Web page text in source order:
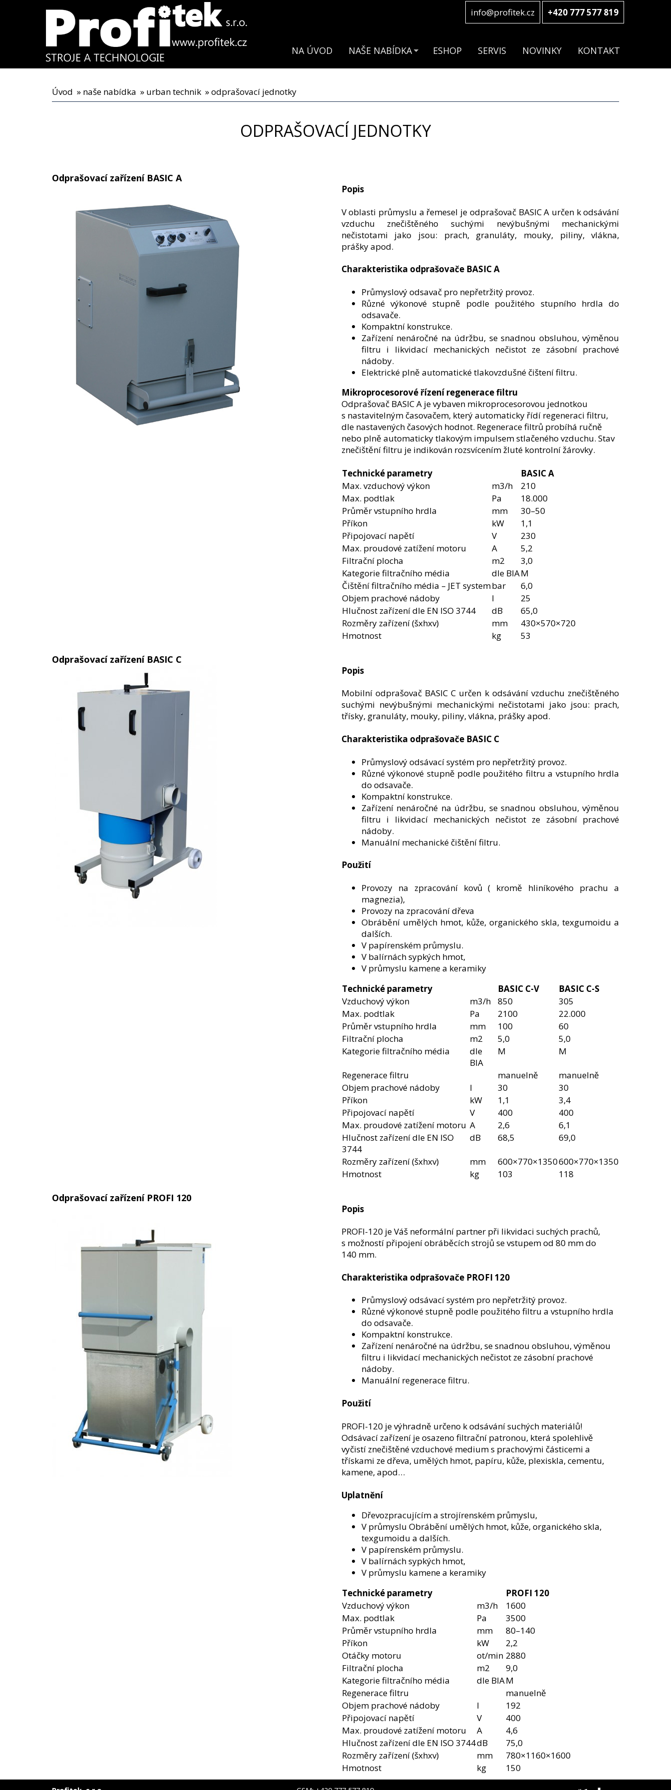
+420 777 577 819
info@profitek.cz
NA ÚVOD NAŠE NABÍDKA ESHOP SERVIS NOVINKY KONTAKT
Úvod » naše nabídka » urban technik» odprašovací jednotky
ODPRAŠOVACÍ JEDNOTKY
Odprašovací zařízení BASIC A
Popis
V oblasti průmyslu a řemesel je odprašovač BASIC A určen k odsávání
vzduchu znečištěného suchými nevýbušnými mechanickými
nečistotami jako jsou: prach, granuláty, mouky, piliny, vlákna,
prášky apod.
Charakteristika odprašovače BASIC A
Průmyslový odsavač pro nepřetržitý provoz.
Různé výkonové stupně podle použitého stupního hrdla do
odsavače.
Kompaktní konstrukce.
Zařízení nenáročné na údržbu, se snadnou obsluhou, výměnou
filtru i likvidací mechanických nečistot ze zásobní prachové
nádoby.
Elektrické plně automatické tlakovzdušné čištení filtru.
Mikroprocesorové řízení regenerace filtru
Odprašovač BASIC A je vybaven mikroprocesorovou jednotkou
s nastavitelným časovačem, který automaticky řídí regeneraci filtru,
dle nastavených časových hodnot. Regenerace filtrů probíhá ručně
nebo plně automaticky tlakovým impulsem stlačeného vzduchu. Stav
znečištění filtru je indikován rozsvícením žluté kontrolní žárovky.
Technické parametry
BASIC A
Max. vzduchový výkon
m3/h
210
Max. podtlak
Pa
18.000
Průměr vstupního hrdla
mm
30–50
Příkon
kW
1,1
Připojovací napětí
V
230
Max. proudové zatížení motoru
A
5,2
Filtrační plocha
m2
3,0
Kategorie filtračního média
dle BIAM
Čištění filtračního média – JET systembar
6,0
Objem prachové nádoby
l
25
Hlučnost zařízení dle EN ISO 3744
dB
65,0
Rozměry zařízení (šxhxv)
mm
430×570×720
Hmotnost
kg 53
Odprašovací zařízení BASIC C
Popis
Mobilní odprašovač BASIC C určen k odsávání vzduchu znečištěného
suchými nevýbušnými mechanickými nečistotami jako jsou: prach,
třísky, granuláty, mouky, piliny, vlákna, prášky apod.
Charakteristika odprašovače BASIC C
Průmyslový odsávací systém pro nepřetržitý provoz.
Různé výkonové stupně podle použitého filtru a vstupního hrdla
do odsavače.
Kompaktní konstrukce.
Zařízení nenáročné na údržbu, se snadnou obsluhou, výměnou
filtru i likvidací mechanických nečistot ze zásobní prachové
nádoby.
Manuální mechanické čištění filtru.
Použití
Provozy na zpracování kovů ( kromě hliníkového prachu a
magnezia),
Provozy na zpracování dřeva
Obrábění umělých hmot, kůže, organického skla, texgumoidu a
dalších.
V papírenském průmyslu.
V balírnách sypkých hmot,
V průmyslu kamene a keramiky
Technické parametry
BASIC C-V
BASIC C-S
Vzduchový výkon
m3/h 850
305
Max. podtlak
Pa 2100
22.000
Průměr vstupního hrdla
mm 100
60
Filtrační plocha
m2 5,0
5,0
Kategorie filtračního média
dle
BIA
M M
Regenerace filtru manuelně
manuelně
Objem prachové nádoby
l 30
30
Příkon
kW 1,1
3,4
Připojovací napětí
V 400
400
Max. proudové zatížení motoru A 2,6
6,1
Hlučnost zařízení dle EN ISO
3744
dB 68,5 69,0
Rozměry zařízení (šxhxv) mm 600×770×1350600×770×1350
Hmotnost
kg 103 118
Odprašovací zařízení PROFI 120
Popis
PROFI-120 je Váš neformální partner při likvidaci suchých prachů,
s možností připojení obráběcích strojů se vstupem od 80 mm do
140 mm.
Charakteristika odprašovače PROFI 120
Průmyslový odsávací systém pro nepřetržitý provoz.
Různé výkonové stupně podle použitého filtru a vstupního hrdla
do odsavače.
Kompaktní konstrukce.
Zařízení nenáročné na údržbu, se snadnou obsluhou, výměnou
filtru i likvidací mechanických nečistot ze zásobní prachové
nádoby.
Manuální regenerace filtru.
Použití
PROFI-120 je výhradně určeno k odsávání suchých materiálů!
Odsávací zařízení je osazeno filtrační patronou, která spolehlivě
vyčistí znečištěné vzduchové medium s prachovými částicemi a
třískami ze dřeva, umělých hmot, papíru, kůže, plexiskla, cementu,
kamene, apod…
Uplatnění
Dřevozpracujícím a strojírenském průmyslu,
V průmyslu Obrábění umělých hmot, kůže, organického skla,
texgumoidu a dalších.
V papírenském průmyslu.
V balírnách sypkých hmot,
V průmyslu kamene a keramiky
Technické parametry
PROFI 120
Vzduchový výkon
m3/h
1600
Max. podtlak
Pa
3500
Průměr vstupního hrdla
mm
80–140
Příkon
kW
2,2
Otáčky motoru
ot/min 2880
Filtrační plocha
m2
9,0
Kategorie filtračního média
dle BIAM
Regenerace filtru
manuelně
Objem prachové nádoby
l
192
Připojovací napětí
V
400
Max. proudové zatížení motoru
A
4,6
Hlučnost zařízení dle EN ISO 3744dB
75,0
Rozměry zařízení (šxhxv)
mm
780×1160×1600
Hmotnost
kg 150